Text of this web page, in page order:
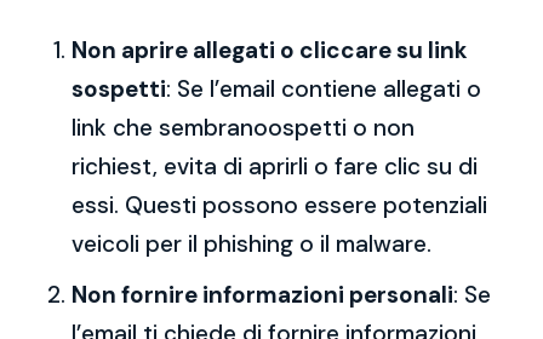
Non aprire allegati o cliccare su link
sospetti: Se l’email contiene allegati o
link che sembranoospetti o non
richiest, evita di aprirli o fare clic su di
essi. Questi possono essere potenziali
veicoli per il phishing o il malware.
Non fornire informazioni personali: Se